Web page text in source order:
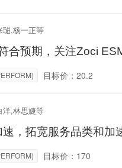
琎,杨一正等
合预期，关注Zoci
目标价：20.2
洋,林思婕等
，拓宽服务品类和加
目标价：170